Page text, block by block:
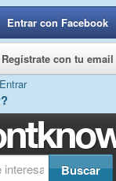
Entrar con Facebook
Regístrate con tu email
Entrar